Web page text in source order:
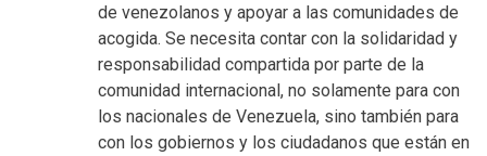
de venezolanos y apoyar a las comunidades de
acogida. Se necesita contar con la solidaridad y
responsabilidad compartida por parte de la
comunidad internacional, no solamente para con
los nacionales de Venezuela, sino también para
con los gobiernos y los ciudadanos que están en